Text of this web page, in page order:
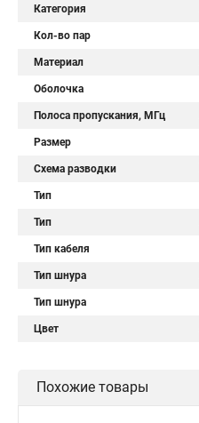
Категория
Кол-во пар
Материал
Оболочка
Полоса пропускания, МГц
Размер
Схема разводки
Тип
Тип
Тип кабеля
Тип шнура
Тип шнура
Цвет
Похожие товары